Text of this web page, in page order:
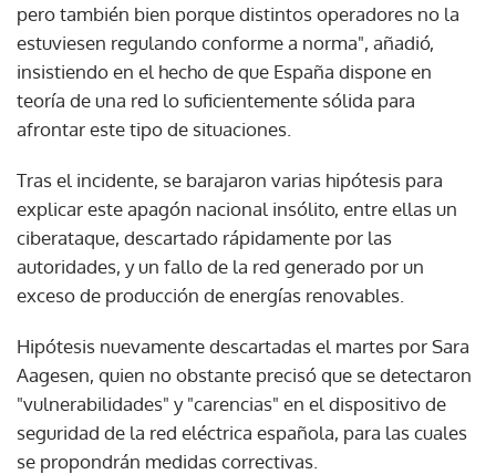
pero también bien porque distintos operadores no la
estuviesen regulando conforme a norma", añadió,
insistiendo en el hecho de que España dispone en
teoría de una red lo suficientemente sólida para
afrontar este tipo de situaciones.
Tras el incidente, se barajaron varias hipótesis para
explicar este apagón nacional insólito, entre ellas un
ciberataque, descartado rápidamente por las
autoridades, y un fallo de la red generado por un
exceso de producción de energías renovables.
Hipótesis nuevamente descartadas el martes por Sara
Aagesen, quien no obstante precisó que se detectaron
"vulnerabilidades" y "carencias" en el dispositivo de
seguridad de la red eléctrica española, para las cuales
se propondrán medidas correctivas.